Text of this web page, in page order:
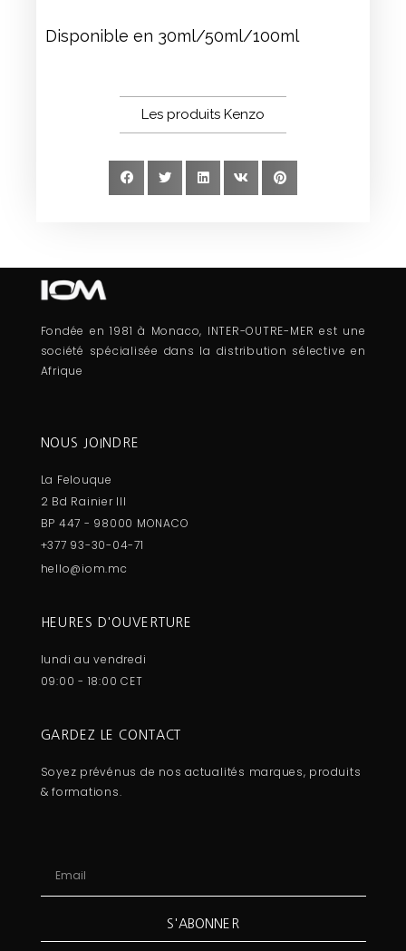
Disponible en 30ml/50ml/100ml
Les produits Kenzo
Fondée en 1981 à Monaco, INTER-OUTRE-MER est une
société spécialisée dans la distribution sélective en
Afrique
NOUS JOINDRE
La Felouque
2 Bd Rainier III
BP 447 - 98000 MONACO
+377 93-30-04-71
hello@iom.mc
HEURES D'OUVERTURE
lundi au vendredi
09:00 - 18:00 CET
GARDEZ LE CONTACT
Soyez prévénus de nos actualités marques, produits
& formations.
S'ABONNER